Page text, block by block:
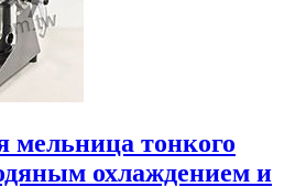
мельница тонкого
охлаждением и